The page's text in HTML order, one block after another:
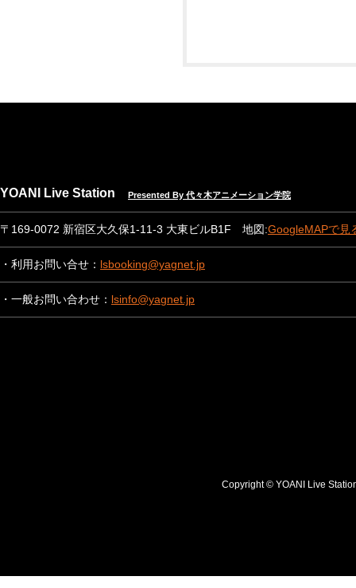
YOANI Live Station Presented By 代々木アニメーション学院
〒169-0072 新宿区大久保1-11-3 大東ビルB1F 地図:GoogleMAPで見
・利用お問い合せ： lsbooking@yagnet.jp
・一般お問い合わせ： lsinfo@yagnet.jp
Copyright © YOANI Live